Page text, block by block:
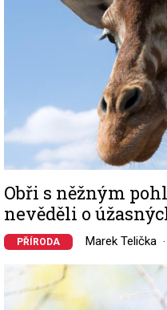
Obři s něžným
nevěděli o
PŘÍRODA Marek Telička
Image